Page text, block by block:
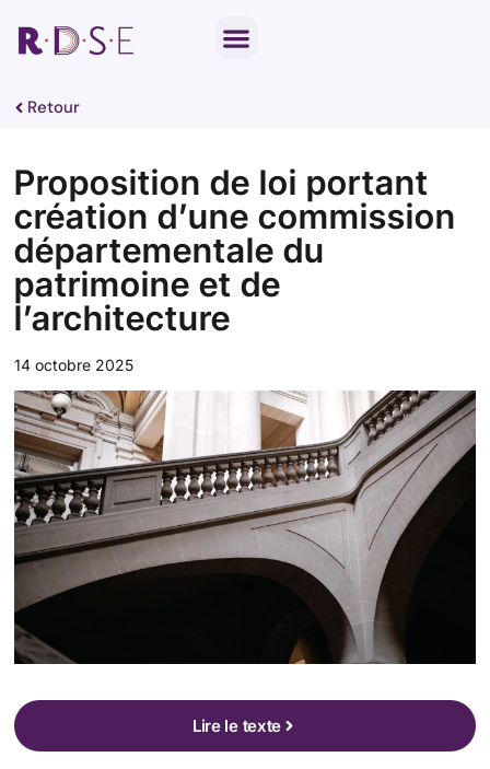
Retour
Proposition de loi portant
création d’une commission
départementale du
patrimoine et de
l’architecture
14 octobre 2025
Lire le texte